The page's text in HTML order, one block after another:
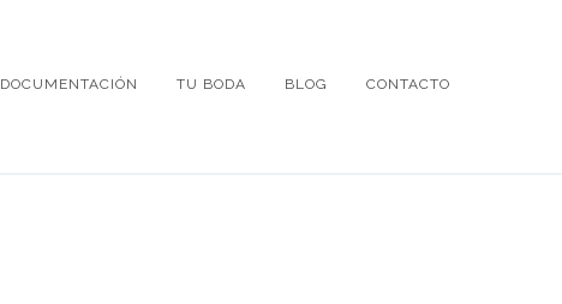
DOCUMENTACIÓN TU BODA BLOG CONTACTO